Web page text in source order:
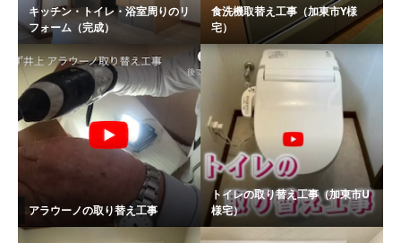
キッチン・トイレ・浴室周りのリ
フォーム（完成）
食洗機取替え工事（加東市Y様
宅）
アラウーノの取り替え工事
トイレの取り替え工事（加東市U
様宅）